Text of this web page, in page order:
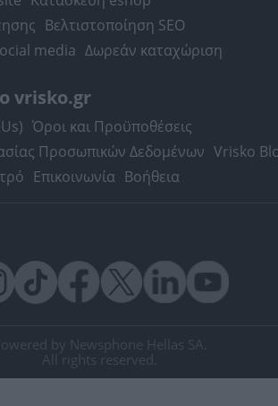
Βελτιστοποίηση SEO
media Δωρεάν καταχώριση
vrisko.gr
Όροι και Προϋποθέσεις
Προσωπικών Δεδομένων Vrisko
Επικοινωνία Βοήθεια
by Newsphone Hellas SA.
All rights reserved.